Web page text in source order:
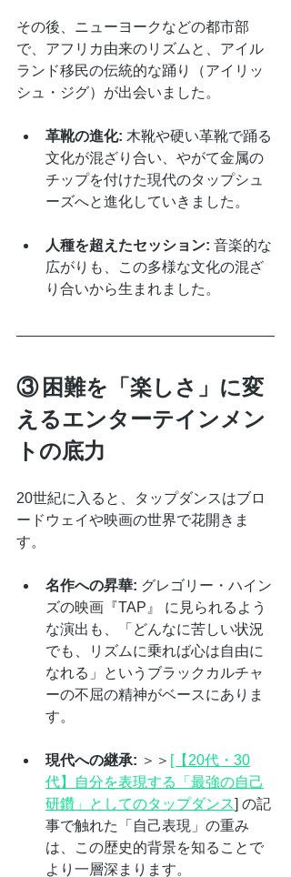
その後、ニューヨークなどの都市部
で、アフリカ由来のリズムと、アイル
ランド移民の伝統的な踊り（アイリッ
シュ・ジグ）が出会いました。
革靴の進化: 木靴や硬い革靴で踊る
文化が混ざり合い、やがて金属の
チップを付けた現代のタップシュ
ーズへと進化していきました。
人種を超えたセッション: 音楽的な
広がりも、この多様な文化の混ざ
り合いから生まれました。
③ 困難を「楽しさ」に変
えるエンターテインメン
トの底力
20世紀に入ると、タップダンスはブロ
ードウェイや映画の世界で花開きま
す。
名作への昇華: グレゴリー・ハイン
ズの映画『TAP』 に見られるよう
な演出も、「どんなに苦しい状況
でも、リズムに乗れば心は自由に
なれる」というブラックカルチャ
ーの不屈の精神がベースにありま
す。
現代への継承: ＞＞ [【20代・30
代】自分を表現する「最強の自己
研鑽」としてのタップダンス] の記
事で触れた「自己表現」の重み
は、この歴史的背景を知ることで
より一層深まります。